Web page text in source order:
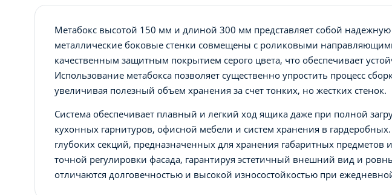
Метабокс высотой 150 мм и длиной 300 мм представляет собой
металлические боковые стенки совмещены с роликовыми
качественным защитным покрытием серого цвета, что обеспечивает
Использование метабокса позволяет существенно упростить процесс
увеличивая полезный объем хранения за счет тонких, но жестких стенок.
Система обеспечивает плавный и легкий ход ящика даже при полной
кухонных гарнитуров, офисной мебели и систем хранения в
глубоких секций, предназначенных для хранения габаритных предметов
точной регулировки фасада, гарантируя эстетичный внешний вид и
отличаются долговечностью и высокой износостойкостью при